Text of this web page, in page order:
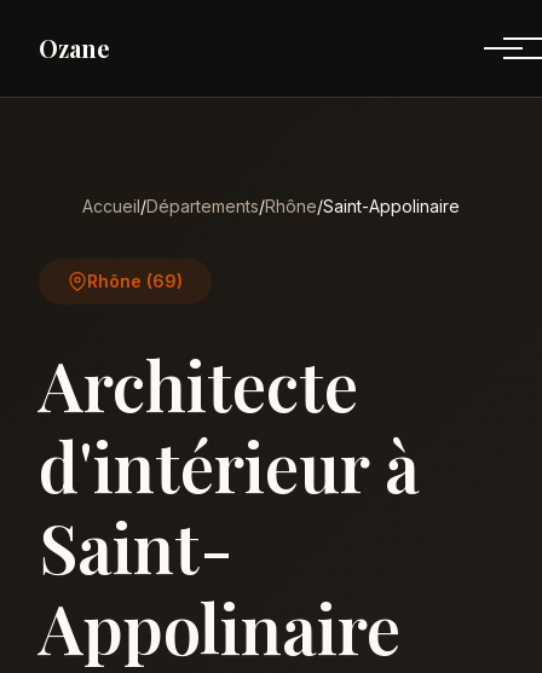
Ozane
Accueil/Départements/Rhône/Saint-Appolinaire
Rhône (69)
Architecte
d'intérieur à
Saint-
Appolinaire